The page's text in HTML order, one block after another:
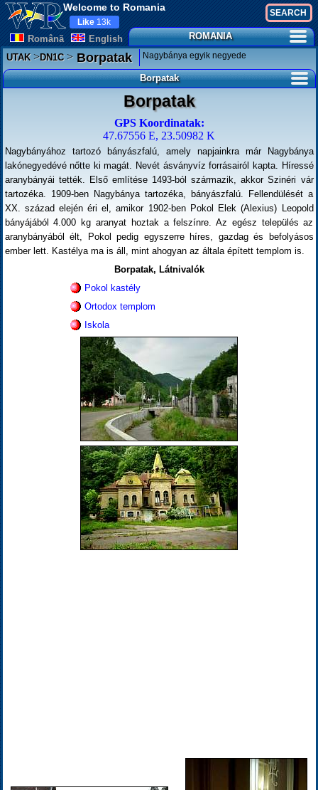
Welcome to Romania
Românã English
Like 13k
ROMANIA
UTAK>DN1C>Borpatak Nagybánya egyik negyede
Borpatak
Borpatak
GPS Koordinatak:
47.67556 E, 23.50982 K
Nagybányához tartozó bányászfalú, amely napjainkra már Nagybánya
lakónegyedévé nőtte ki magát. Nevét ásványvíz forrásairól kapta. Híressé
aranybányái tették. Első említése 1493-ból származik, akkor Szinéri vár
tartozéka. 1909-ben Nagybánya tartozéka, bányászfalú. Fellendülését a
XX. század elején éri el, amikor 1902-ben Pokol Elek (Alexius) Leopold
bányájából 4.000 kg aranyat hoztak a felszínre. Az egész település az
aranybányából élt, Pokol pedig egyszerre híres, gazdag és befolyásos
ember lett. Kastélya ma is áll, mint ahogyan az általa épített templom is.
Borpatak, Látnivalók
Pokol kastély
Ortodox templom
Iskola